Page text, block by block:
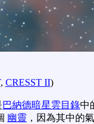
, CRESST II)
巴納德暗星雲目錄中
幽靈 ，因為其中的